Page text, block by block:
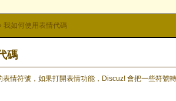
我如何使用表情代碼
碼
情符號，如果打開表情功能，Discuz! 會把一些符號